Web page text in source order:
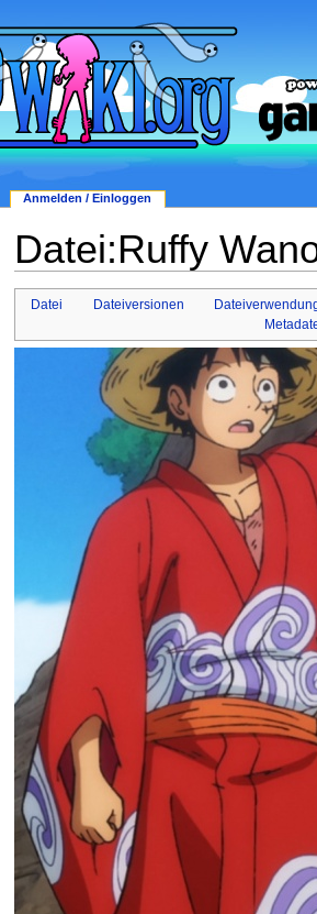
Datei:Ruffy
Datei Dateiversionen
Anmelden / Einloggen